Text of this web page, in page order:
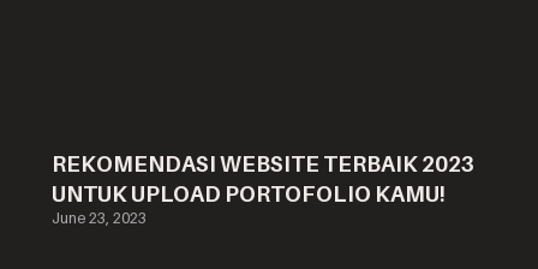
REKOMENDASI WEBSITE TERBAIK 2023
UNTUK UPLOAD PORTOFOLIO KAMU!
June 23, 2023